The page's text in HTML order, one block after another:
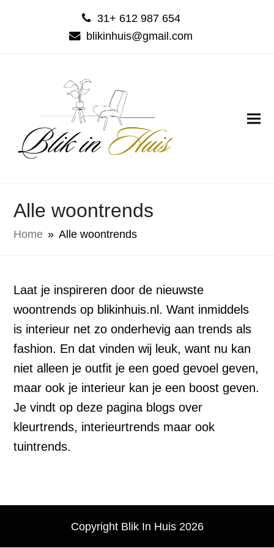
31+ 612 987 654
blikinhuis@gmail.com
Alle woontrends
Home » Alle woontrends
Laat je inspireren door de nieuwste
woontrends op blikinhuis.nl. Want inmiddels
is interieur net zo onderhevig aan trends als
fashion. En dat vinden wij leuk, want nu kan
niet alleen je outfit je een goed gevoel geven,
maar ook je interieur kan je een boost geven.
Je vindt op deze pagina blogs over
kleurtrends, interieurtrends maar ook
tuintrends.
Copyright Blik In Huis 2026